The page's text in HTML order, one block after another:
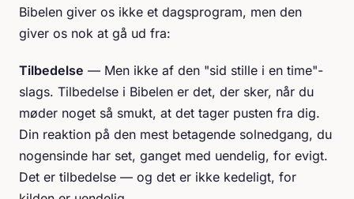
Bibelen giver os ikke et dagsprogram, men den
giver os nok at gå ud fra:
Tilbedelse — Men ikke af den "sid stille i en time"-
slags. Tilbedelse i Bibelen er det, der sker, når du
møder noget så smukt, at det tager pusten fra dig.
Din reaktion på den mest betagende solnedgang, du
nogensinde har set, ganget med uendelig, for evigt.
Det er tilbedelse — og det er ikke kedeligt, for